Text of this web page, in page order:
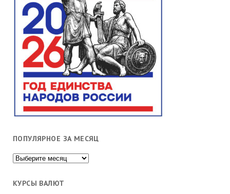
ПОПУЛЯРНОЕ ЗА МЕСЯЦ
Популярное
месяц
КУРСЫ ВАЛЮТ